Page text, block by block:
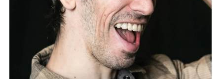
Cartucho como el que de dispararon a Pablo Grillo en la
manifestación del miércoles pasado.
El video fue presentado este lunes en la sede de ARGRA
(Asociación de Reporteros Gráficos de la Argentina)
junto al SiPreBa (Sindicato de Prensa de Buenos Aires).